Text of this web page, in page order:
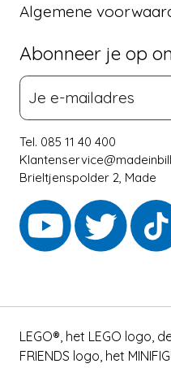
Algemene
Abonneer je op
Tel. 085 11 40 400
Brieltjenspolder 2, Made
LEGO®, het LEGO logo,
FRIENDS logo, het